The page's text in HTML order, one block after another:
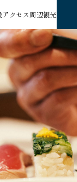
アクセス周辺観光
ギーポリシー
タマーハラスメントに
る基本方針
約款・規約